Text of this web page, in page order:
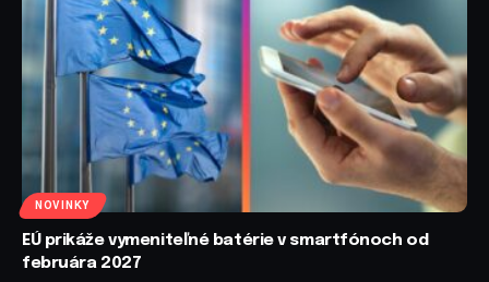
NOVINKY
EÚ prikáže vymeniteľné batérie v smartfónoch od
februára 2027